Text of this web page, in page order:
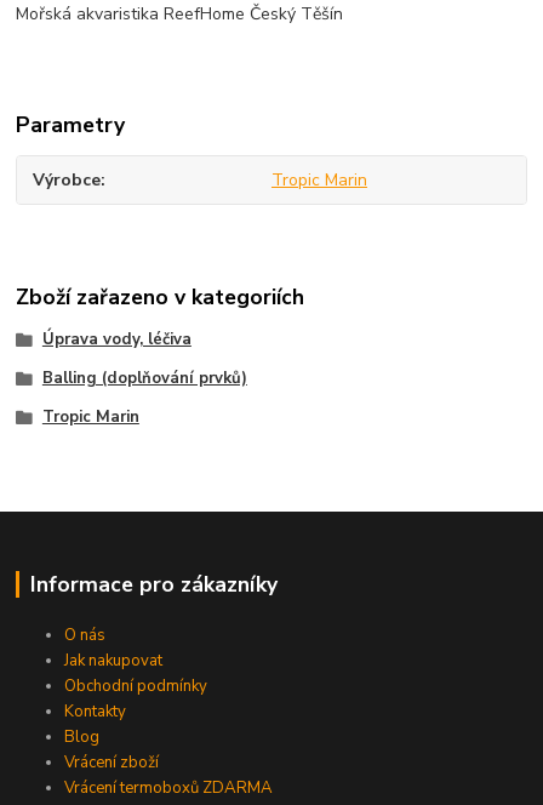
Mořská akvaristika ReefHome Český Těšín
Parametry
Výrobce Tropic Marin
Zboží zařazeno v kategoriích
Úprava vody, léčiva
Balling (doplňování prvků)
Tropic Marin
Informace pro zákazníky
O nás
Jak nakupovat
Obchodní podmínky
Kontakty
Blog
Vrácení zboží
Vrácení termoboxů ZDARMA